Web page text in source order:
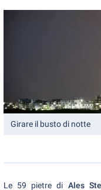
Girare il busto di notte
Le 59 pietre di Ales